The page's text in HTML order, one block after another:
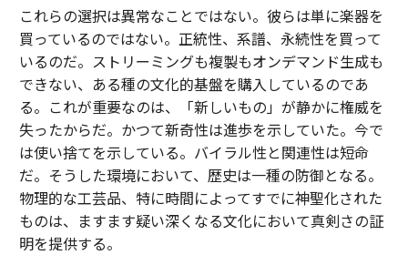
これらの選択は異常なことではない。彼らは単に楽器を
買っているのではない。正統性、系譜、永続性を買って
いるのだ。ストリーミングも複製もオンデマンド生成も
できない、ある種の文化的基盤を購入しているのであ
る。これが重要なのは、「新しいもの」が静かに権威を
失ったからだ。かつて新奇性は進歩を示していた。今で
は使い捨てを示している。バイラル性と関連性は短命
だ。そうした環境において、歴史は一種の防御となる。
物理的な工芸品、特に時間によってすでに神聖化された
ものは、ますます疑い深くなる文化において真剣さの証
明を提供する。